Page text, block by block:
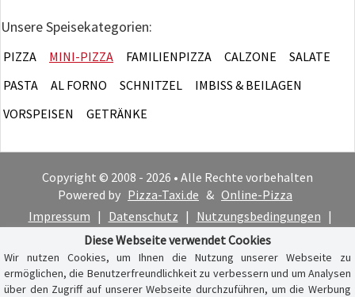
Unsere Speisekategorien:
PIZZA MINI-PIZZA FAMILIENPIZZA CALZONE
SALATE
PASTA
AL FORNO SCHNITZEL
IMBISS & BEILAGEN
VORSPEISEN
GETRÄNKE
Copyright © 2008 - 2026 • Alle Rechte vorbehalten
Powered by Pizza-Taxi.de & Online-Pizza
Impressum | Datenschutz | Nutzungsbedingungen |
Cookie-Hinweis
Diese Webseite verwendet Cookies
Wir nutzen Cookies, um Ihnen die Nutzung unserer Webseite zu
ermöglichen, die Benutzerfreundlichkeit zu verbessern und um Analysen
über den Zugriff auf unserer Webseite durchzuführen, um die Werbung